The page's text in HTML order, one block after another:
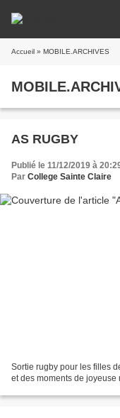
Accueil » MOBILE.ARCHIVES
AS RUGBY
Publié le 11/12/2019 à
Par College Sainte Claire
Sortie rugby pour les filles
et des moments de